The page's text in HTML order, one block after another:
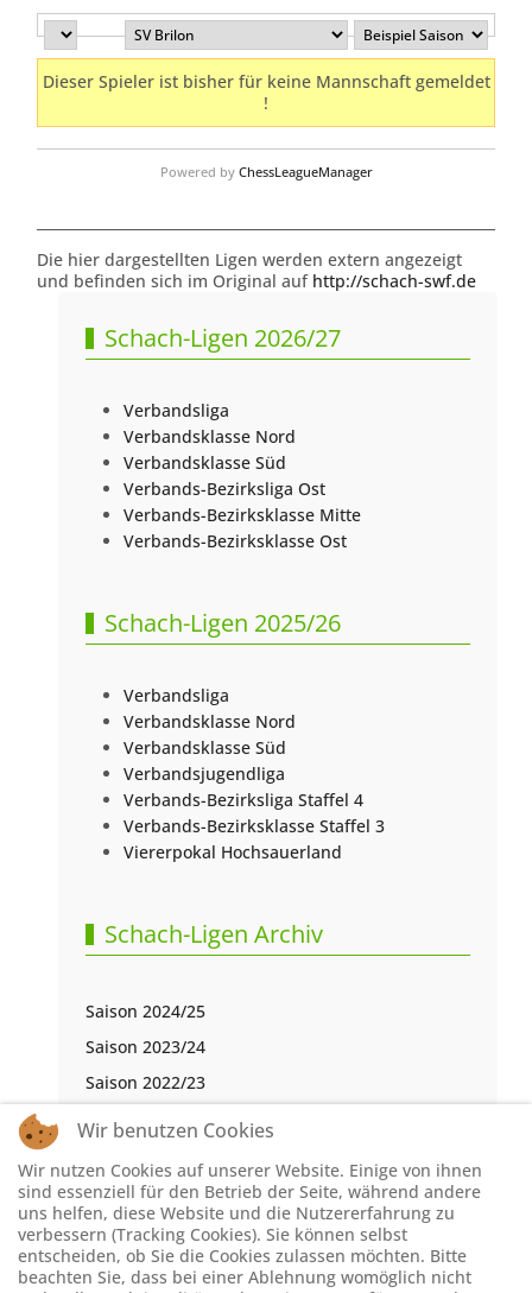
Dieser Spieler ist bisher für keine Mannschaft gemeldet
!
Powered by ChessLeagueManager
Die hier dargestellten Ligen werden extern angezeigt
und befinden sich im Original auf http://schach-swf.de
Schach-Ligen 2026/27
Verbandsliga
Verbandsklasse Nord
Verbandsklasse Süd
Verbands-Bezirksliga Ost
Verbands-Bezirksklasse Mitte
Verbands-Bezirksklasse Ost
Schach-Ligen 2025/26
Verbandsliga
Verbandsklasse Nord
Verbandsklasse Süd
Verbandsjugendliga
Verbands-Bezirksliga Staffel 4
Verbands-Bezirksklasse Staffel 3
Viererpokal Hochsauerland
Schach-Ligen Archiv
Saison 2024/25
Saison 2023/24
Saison 2022/23
Saison 2021/22
Saison 2019/20
Saison 2018/19
Saison 2017/18
Wir benutzen Cookies
Wir nutzen Cookies auf unserer Website. Einige von ihnen
sind essenziell für den Betrieb der Seite, während andere
uns helfen, diese Website und die Nutzererfahrung zu
verbessern (Tracking Cookies). Sie können selbst
entscheiden, ob Sie die Cookies zulassen möchten. Bitte
beachten Sie, dass bei einer Ablehnung womöglich nicht